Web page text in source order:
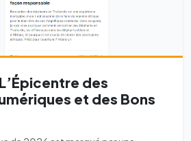
des
et des Bons